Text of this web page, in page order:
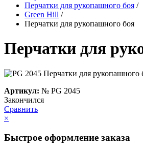
Перчатки для рукопашного боя /
Green Hill /
Перчатки для рукопашного боя
Перчатки для
Артикул: № PG 2045
Закончился
Сравнить
×
Быстрое оформление заказа